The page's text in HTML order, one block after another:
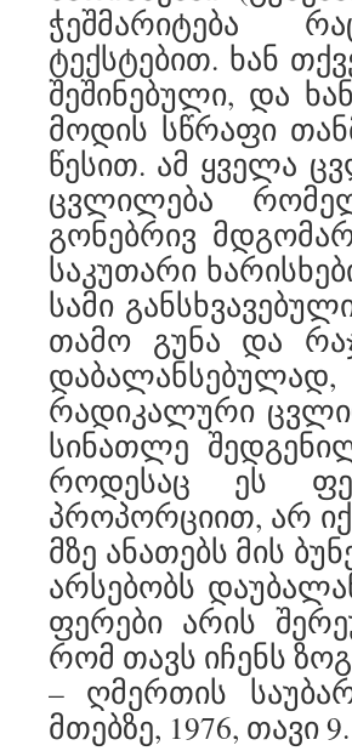
ჭეშმარიტება
ტექსტებით. ხან
შეშინებული, და
მოდის სწრაფი
წესით. ამ ყველა
ცვლილება
გონებრივ
საკუთარი
სამი
თამო გუნა და
რადიკალური
სინათლე
როდესაც ეს
პროპორციით, არ
მზე ანათებს მის
არსებობს
ფერები არის
რომ თავს იჩენს
– ღმერთის
მთებზე, 1976, თავი 9.